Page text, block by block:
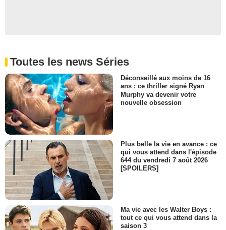
Toutes les news Séries
Déconseillé aux moins de 16
ans : ce thriller signé Ryan
Murphy va devenir votre
nouvelle obsession
Plus belle la vie en avance : ce
qui vous attend dans l'épisode
644 du vendredi 7 août 2026
[SPOILERS]
Ma vie avec les Walter Boys :
tout ce qui vous attend dans la
saison 3